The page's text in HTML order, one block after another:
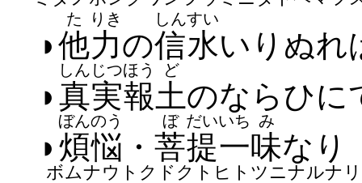
◗他
た
力
りき
の信水
しんすい
いり​ぬれ​
◗ 真実
しんじつ
報
ほう
土
ど
の​ならひ​に
◗ 煩悩
ぼんのう
・ 菩
ぼ
提
だい
一
いち
味
み
なり
ボムナウトクドクトヒトツニナルナリ